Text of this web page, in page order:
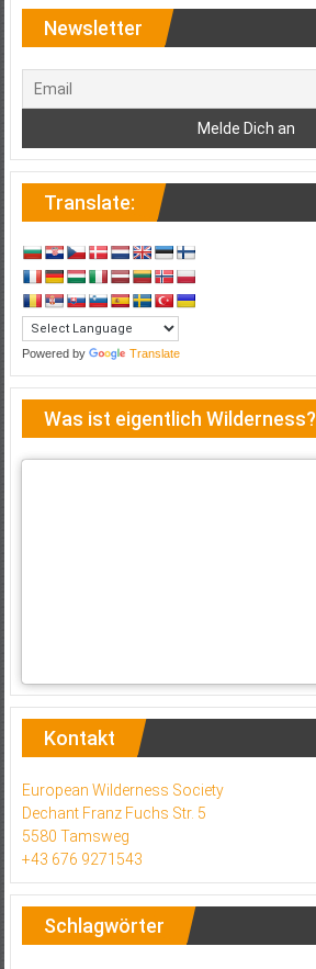
Newsletter
Translate:
Powered by Translate
Was ist eigentlich Wilderness?
Kontakt
European Wilderness Society
Dechant Franz Fuchs Str. 5
5580 Tamsweg
+43 676 9271543
Schlagwörter